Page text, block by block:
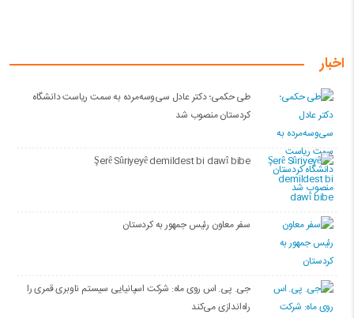
اخبار
طی حکمی؛ دکتر عادل سی‌وسه‌مرده به سمت ریاست دانشگاه
کردستان منصوب شد
Şerê Sûriyeyê demildest bi dawî bibe
سفر معاون رئیس جمهور به کردستان
جی. پی. اس روی ماه: شرکت اسپانیایی سیستم ناوبری قمری را
راه‌اندازی می‌کند